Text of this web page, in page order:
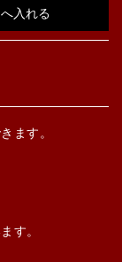
ます。
す。